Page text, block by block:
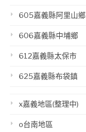
605嘉義縣阿里山鄉
606嘉義縣中埔鄉
612嘉義縣太保市
625嘉義縣布袋鎮
x嘉義地區(整理中)
o台南地區